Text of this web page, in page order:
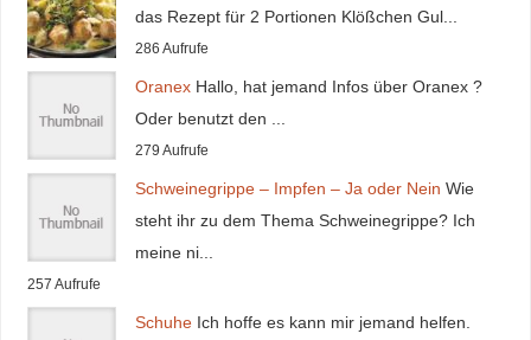
das Rezept für 2 Portionen Klößchen Gul...
286 Aufrufe
Oranex Hallo, hat jemand Infos über Oranex ?
Oder benutzt den ...
279 Aufrufe
Schweinegrippe – Impfen – Ja oder Nein Wie
steht ihr zu dem Thema Schweinegrippe? Ich
meine ni...
257 Aufrufe
Schuhe Ich hoffe es kann mir jemand helfen.